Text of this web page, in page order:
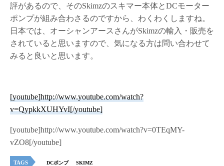
評があるので、そのSkimzのスキマー本体とDCモーター
ポンプが組み合わさるのですから、わくわくしますね。
日本では、オーシャンアースさんがSkimzの輸入・販売を
されていると思いますので、気になる方は問い合わせて
みると良いと思います。
[youtube]http://www.youtube.com/watch?
v=QypkkXUHYvI[/youtube]
[youtube]http://www.youtube.com/watch?v=0TEqMY-
vZO8[/youtube]
TAGS DCポンプ SKIMZ